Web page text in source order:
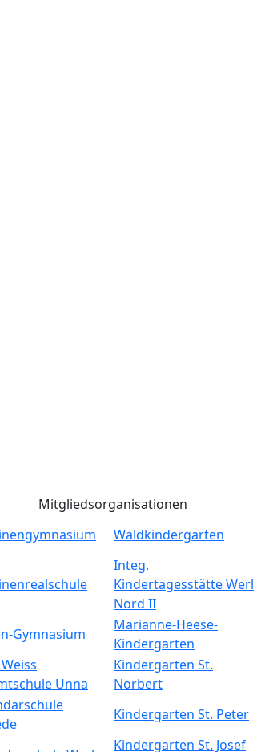
Mitgliedsorganisationen
Waldkindergarten
Integ.
Kindertagesstätte Werl
Nord II
Gymnasium
Marianne-Heese-
Kindergarten
Unna
Kindergarten St.
Norbert
Kindergarten St. Peter
Kindergarten St. Josef